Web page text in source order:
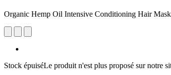
Organic Hemp Oil Intensive Conditioning Hair Mask
Stock épuiséLe produit n'est plus proposé sur notre